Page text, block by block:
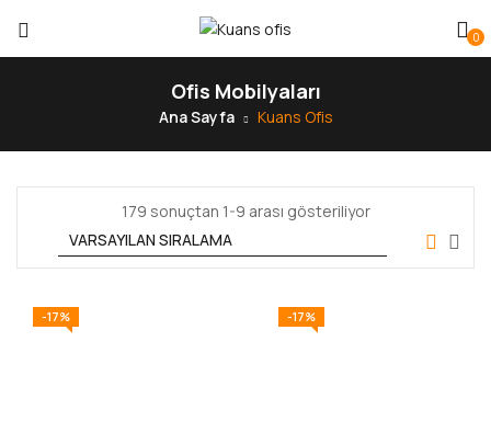
0
Ofis Mobilyaları
Ana Sayfa Kuans Ofis
179 sonuçtan 1-9 arası gösteriliyor
-17% -17%